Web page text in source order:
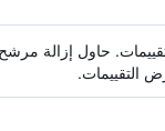
حاول إزالة